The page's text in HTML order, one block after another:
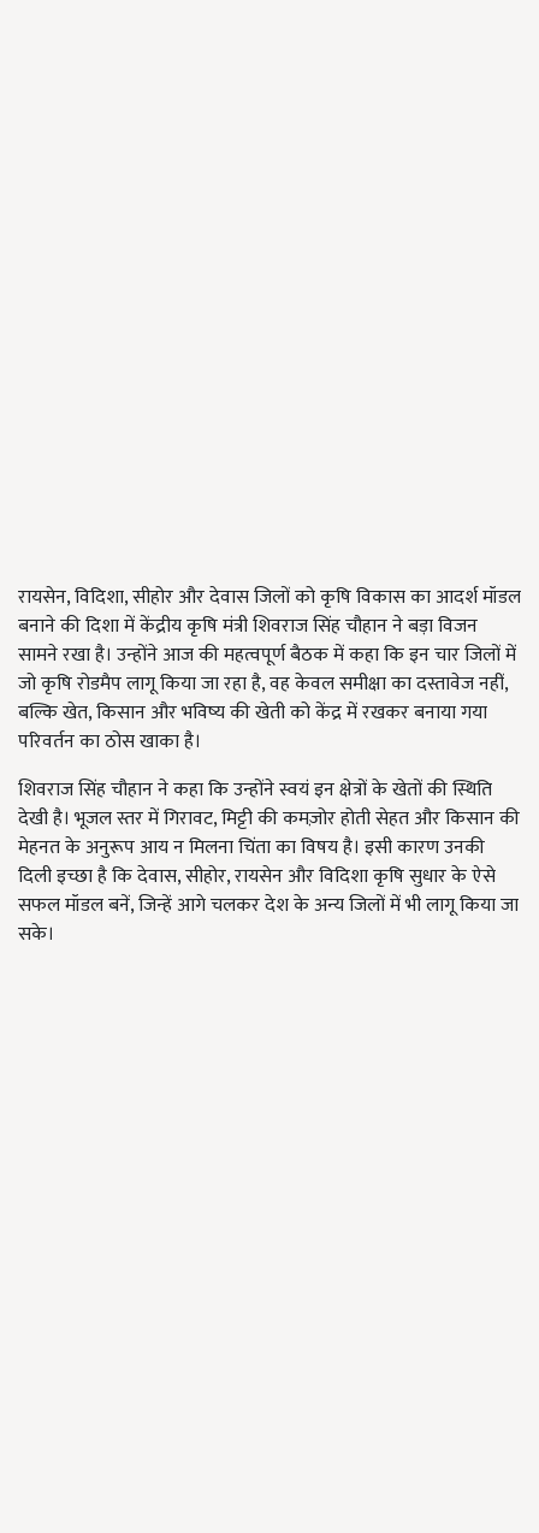
रायसेन, विदिशा, सीहोर और देवास जिलों को कृषि विकास का आदर्श मॉडल
बनाने की दिशा में केंद्रीय कृषि मंत्री शिवराज सिंह चौहान ने बड़ा विजन
सामने रखा है। उन्होंने आज की महत्वपूर्ण बैठक में कहा कि इन चार जिलों में
जो कृषि रोडमैप लागू किया जा रहा है, वह केवल समीक्षा का दस्तावेज नहीं,
बल्कि खेत, किसान और भविष्य की खेती को केंद्र में रखकर बनाया गया
परिवर्तन का ठोस खाका है।
शिवराज सिंह चौहान ने कहा कि उन्होंने स्वयं इन क्षेत्रों के खेतों की स्थिति
देखी है। भूजल स्तर में गिरावट, मिट्टी की कमज़ोर होती सेहत और किसान की
मेहनत के अनुरूप आय न मिलना चिंता का विषय है। इसी कारण उनकी
दिली इच्छा है कि देवास, सीहोर, रायसेन और विदिशा कृषि सुधार के ऐसे
सफल मॉडल बनें, जिन्हें आगे चलकर देश के अन्य जिलों में भी लागू किया जा
सके।